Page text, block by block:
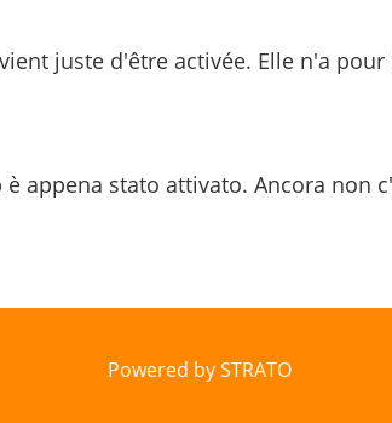
juste d'être activée. Elle n'a
è appena stato attivato. Ancora non
Powered by STRATO